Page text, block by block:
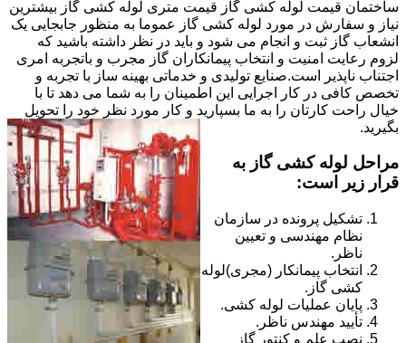
ساختمان قیمت لوله کشی گاز قیمت متری لوله کشی گاز بیشترین
نیاز و سفارش در مورد لوله کشی گاز عموما به منظور جابجایی یک
انشعاب گاز ثبت و انجام می شود و باید در نظر داشته باشید که
لزوم رعایت امنیت و انتخاب پیمانکاران گاز مجرب و باتجربه امری
اجتناب ناپذیر است.صنایع تولیدی و خدماتی بهینه ساز با تجربه و
تخصص کافی در کار اجرایی این اطمینان را به شما می دهد تا با
خیال راحت کارتان را به ما بسپارید و کار مورد نظر خود را تحویل
بگیرید.
مراحل لوله کشی گاز به
قرار زیر است:
تشکیل پرونده در سازمان
نظام مهندسی و تعیین
ناظر.
انتخاب پیمانکار (مجری)لوله
کشی گاز.
پایان عملیات لوله کشی.
تأیید مهندس ناظر.
نصب علم و کنتور گاز